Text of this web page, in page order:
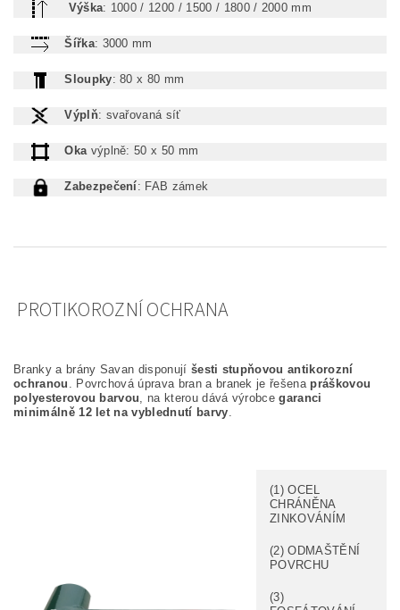
Výška: 1000 / 1200 / 1500 / 1800 / 2000 mm
Šířka: 3000 mm
Sloupky: 80 x 80 mm
Výplň: svařovaná síť
Okavýplně: 50 x 50 mm
Zabezpečení : FAB zámek
PROTIKOROZNÍ OCHRANA
Branky a brány Savan disponují šesti stupňovou antikorozní
ochranou
. Povrchová úprava bran a branek je řešena práškovou
polyesterovou barvou , na kterou dává výrobcegaranci
minimálně 12 let na vyblednutí barvy
(1) OCEL
CHRÁNĚNA
ZINKOVÁNÍM
(2) ODMAŠTĚNÍ
POVRCHU
(3)